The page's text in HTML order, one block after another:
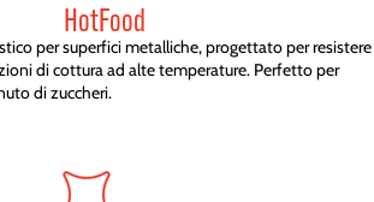
HotFood
per superfici metalliche, progettato per resistere
di cottura ad alte temperature. Perfetto per
di zuccheri.